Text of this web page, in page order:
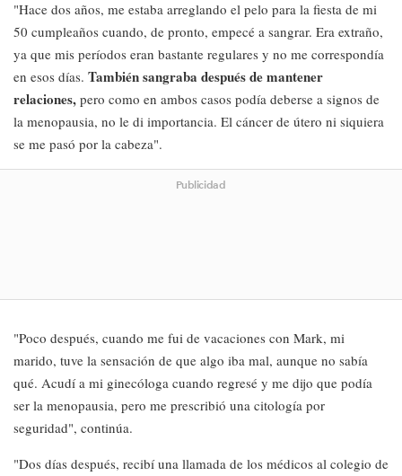
"Hace dos años, me estaba arreglando el pelo para la fiesta de mi
50 cumpleaños cuando, de pronto, empecé a sangrar. Era extraño,
ya que mis períodos eran bastante regulares y no me correspondía
en esos días. También sangraba después de mantener
relaciones, pero como en ambos casos podía deberse a signos de
la menopausia, no le di importancia. El cáncer de útero ni siquiera
se me pasó por la cabeza".
Publicidad
"Poco después, cuando me fui de vacaciones con Mark, mi
marido, tuve la sensación de que algo iba mal, aunque no sabía
qué. Acudí a mi ginecóloga cuando regresé y me dijo que podía
ser la menopausia, pero me prescribió una citología por
seguridad", continúa.
"Dos días después, recibí una llamada de los médicos al colegio de